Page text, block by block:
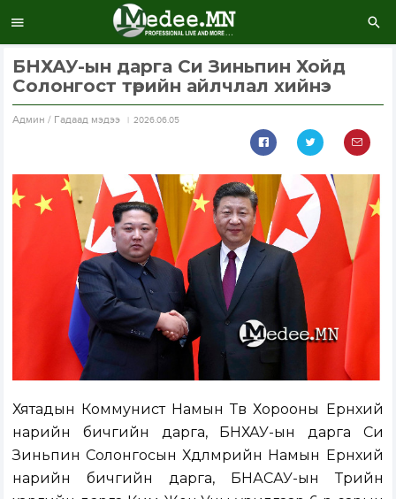
БНХАУ-ын дарга Си Зиньпин Хойд
Солонгост төрийн айлчлал хийнэ
Aдмин / Гадаад мэдээ 2026.06.05
Хятадын Коммунист Намын Төв Хорооны Ерөнхий
нарийн бичгийн дарга, БНХАУ-ын дарга Си
Зиньпин Солонгосын Хөдөлмөрийн Намын Ерөнхий
нарийн бичгийн дарга, БНАСАУ-ын Төрийн